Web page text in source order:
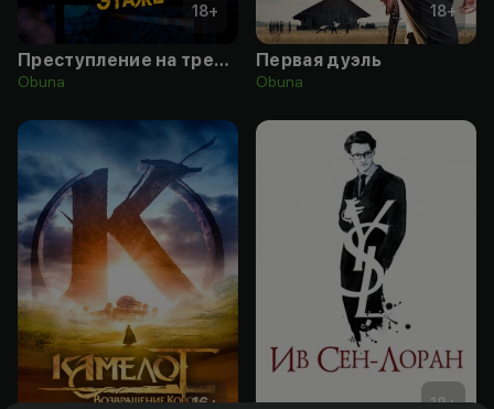
18+
Преступление на третьем этаже
Obuna
18+
Первая дуэль
Obuna
16 + 18+